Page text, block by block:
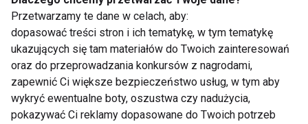
Kręgosłup
Przetwarzamy te dane w celach, aby:
dopasować treści stron i ich tematykę, w tym tematykę
ukazujących się tam materiałów do Twoich zainteresowań
oraz do przeprowadzania konkursów z nagrodami,
zapewnić Ci większe bezpieczeństwo usług, w tym aby
wykryć ewentualne boty, oszustwa czy nadużycia,
pokazywać Ci reklamy dopasowane do Twoich potrzeb